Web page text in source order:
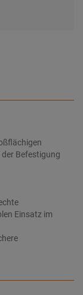
Befestigung
Einsatz im